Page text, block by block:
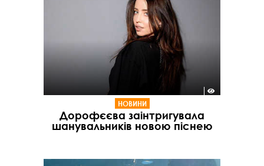
НОВИНИ
Дорофєєва заінтригувала
шанувальників новою піснею